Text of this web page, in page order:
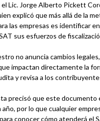
Lic. Jorge Alberto Pickett
explicó que más allá de la
las empresas es identificar
sus esfuerzos de
no anuncia cambios
impactan directamente la
y revisa a los
precisó que este documento
año, por lo que cualquier
conocer cómo atenderá el